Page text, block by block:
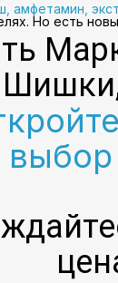
амфетамин,
Но есть
Шишки,